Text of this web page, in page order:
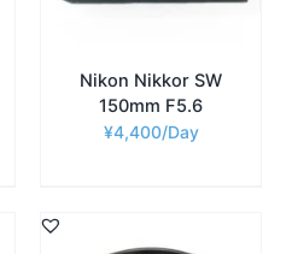
Nikon Nikkor SW
150mm F5.6
¥4,400